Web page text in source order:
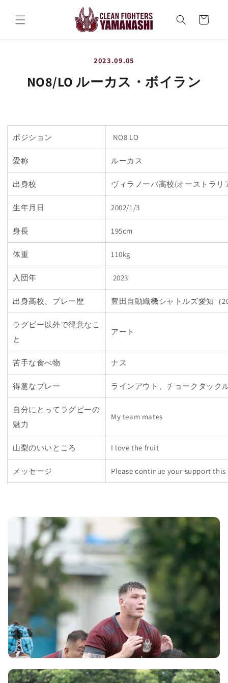
進む
ー
2023.09.05
NO8/LO ルーカス・ボイラン
ポジション NO8 LO
愛称 ルーカス
出身校 ヴィラノーバ高校(オーストラリ
生年月日 2002/1/3
身長 195cm
体重 110kg
入団年 2023
出身高校、プレー歴 豊田自動織機シャトルズ愛知（
ラグビー以外で得意なこ
と
アート
苦手な食べ物 ナス
得意なプレー ラインアウト、チョークタック
自分にとってラグビーの
魅力
My team mates
山梨のいいところ I love the fruit
メッセージ Please continue your support this